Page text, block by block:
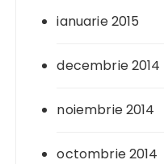
ianuarie 2015
decembrie 2014
noiembrie 2014
octombrie 2014